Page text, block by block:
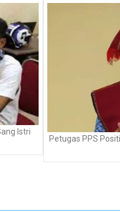
Istri
Petugas PPS